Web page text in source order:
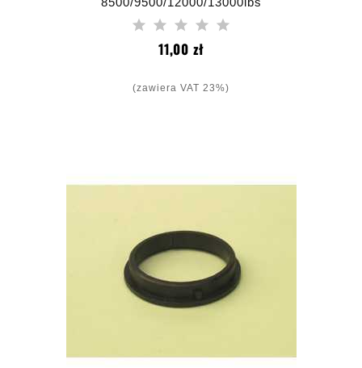
11,00 złCena
(zawiera VAT 23%)